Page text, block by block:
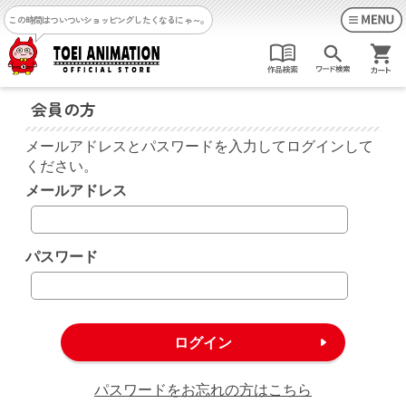
この時間はついついショッピングしたくなるにゃ～。
会員の方
メールアドレスとパスワードを入力してログインして
ください。
メールアドレス
パスワード
パスワードをお忘れの方はこちら